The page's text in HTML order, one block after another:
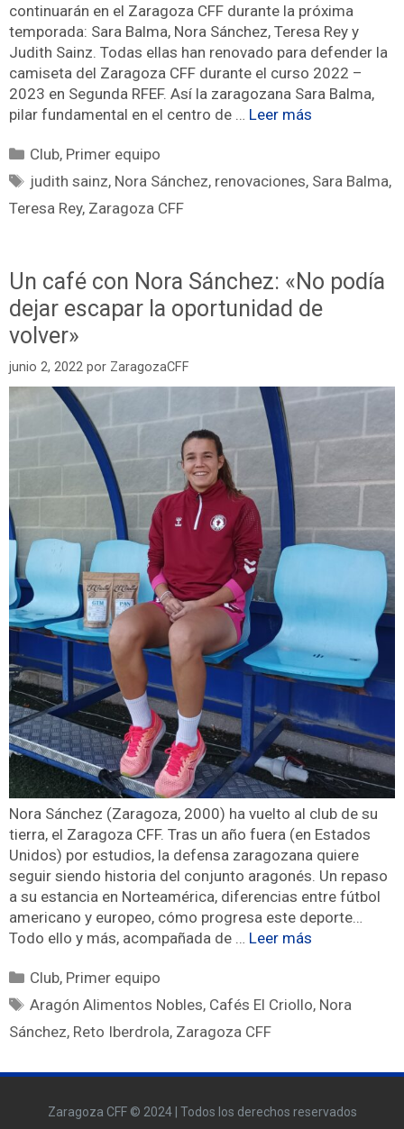
continuarán en el Zaragoza CFF durante la próxima
temporada: Sara Balma, Nora Sánchez, Teresa Rey y
Judith Sainz. Todas ellas han renovado para defender la
camiseta del Zaragoza CFF durante el curso 2022 –
2023 en Segunda RFEF. Así la zaragozana Sara Balma,
pilar fundamental en el centro de … Leer más
Club, Primer equipo
judith sainz, Nora Sánchez, renovaciones, Sara Balma,
Teresa Rey, Zaragoza CFF
Un café con Nora Sánchez: «No podía
dejar escapar la oportunidad de
volver»
junio 2, 2022 por ZaragozaCFF
Nora Sánchez (Zaragoza, 2000) ha vuelto al club de su
tierra, el Zaragoza CFF. Tras un año fuera (en Estados
Unidos) por estudios, la defensa zaragozana quiere
seguir siendo historia del conjunto aragonés. Un repaso
a su estancia en Norteamérica, diferencias entre fútbol
americano y europeo, cómo progresa este deporte…
Todo ello y más, acompañada de … Leer más
Club, Primer equipo
Aragón Alimentos Nobles, Cafés El Criollo, Nora
Sánchez, Reto Iberdrola, Zaragoza CFF
Zaragoza CFF © 2024 | Todos los derechos reservados